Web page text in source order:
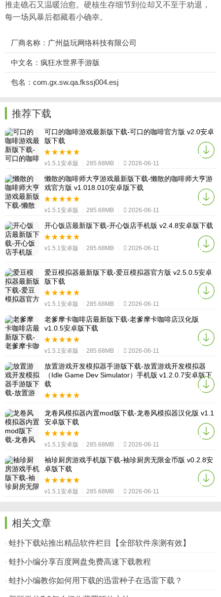
推走礁石又温暖治愈。硬核生存细节到位却又不至于劝退，
每一场风暴后都藏着小确幸。
厂商名称：广州益玩网络科技有限公司
中文名：疯狂水世界手游版
包名：com.gx.sw.qa.fkssj004.esj
推荐下载
可口的咖啡游戏最新版下载-可口的咖啡官方版 v2.0安卓
版下载
v1.5.1安卓版 285.68MB 2026-06-11
懒散的咖啡师大亨游戏最新版下载-懒散的咖啡师大亨游
戏官方版 v1.018.010安卓版下载
v1.5.1安卓版 285.68MB 2026-06-11
开心饭店最新版下载-开心饭店手机版 v2.4.8安卓版下载
v1.5.1安卓版 285.68MB 2026-06-11
爱豆模拟器最新版下载-爱豆模拟器官方版 v2.5.0.5安卓
版下载
v1.5.1安卓版 285.68MB 2026-06-11
老爹摩卡咖啡店最新版下载-老爹摩卡咖啡店汉化版
v1.0.5安卓版下载
v1.5.1安卓版 285.68MB 2026-06-11
放置游戏开发模拟器手游版下载-放置游戏开发模拟器
（Idle Game Dev Simulator）手机版 v1.2.0.7安卓版下
载
龙卷风模拟器内置mod版下载-龙卷风模拟器汉化版 v1.1
安卓版下载
v1.5.1安卓版 285.68MB 2026-06-11
袖珍厨房游戏手机版下载-袖珍厨房无限金币版 v0.2.8安
卓版下载
v1.5.1安卓版 285.68MB 2026-06-11
相关文章
蛙扑下载站推出精品软件栏目【全部软件亲测有效】
蛙扑小编分享百度网盘免费高速下载教程
蛙扑小编教你如何用下载的迅雷种子在迅雷下载？